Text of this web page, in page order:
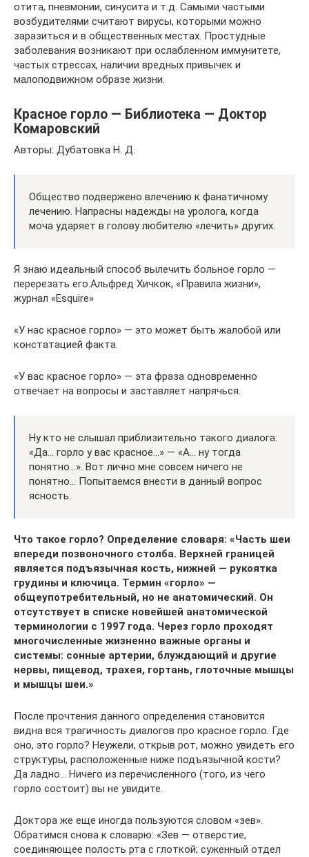
отита, пневмонии, синусита и т.д. Самыми частыми
возбудителями считают вирусы, которыми можно
заразиться и в общественных местах. Простудные
заболевания возникают при ослабленном иммунитете,
частых стрессах, наличии вредных привычек и
малоподвижном образе жизни.
Красное горло — Библиотека — Доктор
Комаровский
Авторы: Дубатовка Н. Д.
Общество подвержено влечению к фанатичному
лечению. Напрасны надежды на уролога, когда
моча ударяет в голову любителю «лечить» других.
Я знаю идеальный способ вылечить больное горло —
перерезать его.Альфред Хичкок, «Правила жизни»,
журнал «Esquire»
«У нас красное горло» — это может быть жалобой или
констатацией факта.
«У вас красное горло» — эта фраза одновременно
отвечает на вопросы и заставляет напрячься.
Ну кто не слышал приблизительно такого диалога:
«Да… горло у вас красное…» — «А… ну тогда
понятно…». Вот лично мне совсем ничего не
понятно… Попытаемся внести в данный вопрос
ясность.
Что такое горло? Определение словаря: «Часть шеи
впереди позвоночного столба. Верхней границей
является подъязычная кость, нижней — рукоятка
грудины и ключица. Термин «горло» —
общеупотребительный, но не анатомический. Он
отсутствует в списке новейшей анатомической
терминологии с 1997 года. Через горло проходят
многочисленные жизненно важные органы и
системы: сонные артерии, блуждающий и другие
нервы, пищевод, трахея, гортань, глоточные мышцы
и мышцы шеи.»
После прочтения данного определения становится
видна вся трагичность диалогов про красное горло. Где
оно, это горло? Неужели, открыв рот, можно увидеть его
структуры, расположенные ниже подъязычной кости?
Да ладно… Ничего из перечисленного (того, из чего
горло состоит) вы не увидите.
Доктора же еще иногда пользуются словом «зев».
Обратимся снова к словарю: «Зев — отверстие,
соединяющее полость рта с глоткой; суженный отдел